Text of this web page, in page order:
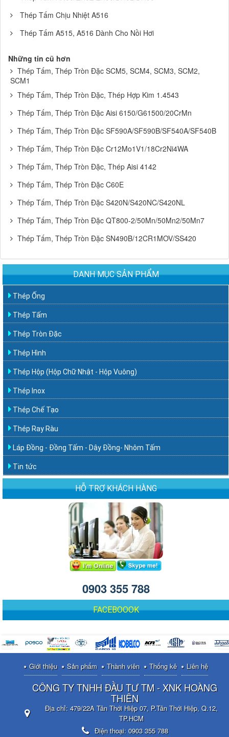
Thép Tấm Chịu Nhiệt A516
Thép Tấm A515, A516 Dành Cho Nồi Hơi
Những tin cũ hơn
Thép Tấm, Thép Tròn Đặc SCM5, SCM4, SCM3, SCM2,
SCM1
Thép Tấm, Thép Tròn Đặc, Thép Hợp Kim 1.4543
Thép Tấm, Thép Tròn Đặc Aisi 6150/G61500/20CrMn
Thép Tấm, Thép Tròn Đặc SF590A/SF590B/SF540A/SF540B
Thép Tấm, Thép Tròn Đặc Cr12Mo1V1/18Cr2Ni4WA
Thép Tấm, Thép Tròn Đặc, Thép Aisi 4142
Thép Tấm, Thép Tròn Đặc C60E
Thép Tấm, Thép Tròn Đặc S420N/S420NC/S420NL
Thép Tấm, Thép Tròn Đặc QT800-2/50Mn/50Mn2/50Mn7
Thép Tấm, Thép Tròn Đặc SN490B/12CR1MOV/SS420
DANH MỤC SẢN PHẨM
Thép Ống
Thép Tấm
Thép Tròn Đặc
Thép Hình
Thép Hộp (Hộp Chữ Nhật - Hộp Vuông)
Thép Inox
Thép Chế Tạo
Thép Ray Ràu
Láp Đồng - Đồng Tấm - Dây Đồng- Nhôm Tấm
Tin tức
HỖ TRỢ KHÁCH HÀNG
0903 355 788
FACEBOOOK
Giới thiệu Sản phẩm Thành viên Thống kê Liên hệ
CÔNG TY TNHH ĐẦU TƯ TM - XNK HOÀNG
THIÊN
Địa chỉ: 479/22A Tân Thới Hiệp 07, P.Tân Thới Hiệp, Q.12,
TP.HCM
Điện thoại: 0903 355 788